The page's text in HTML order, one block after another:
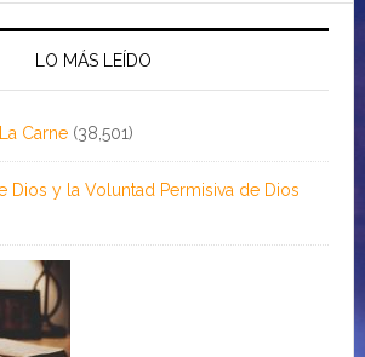
LO MÁS LEÍDO
Carne (38,501)
Dios y la Voluntad Permisiva de Dios